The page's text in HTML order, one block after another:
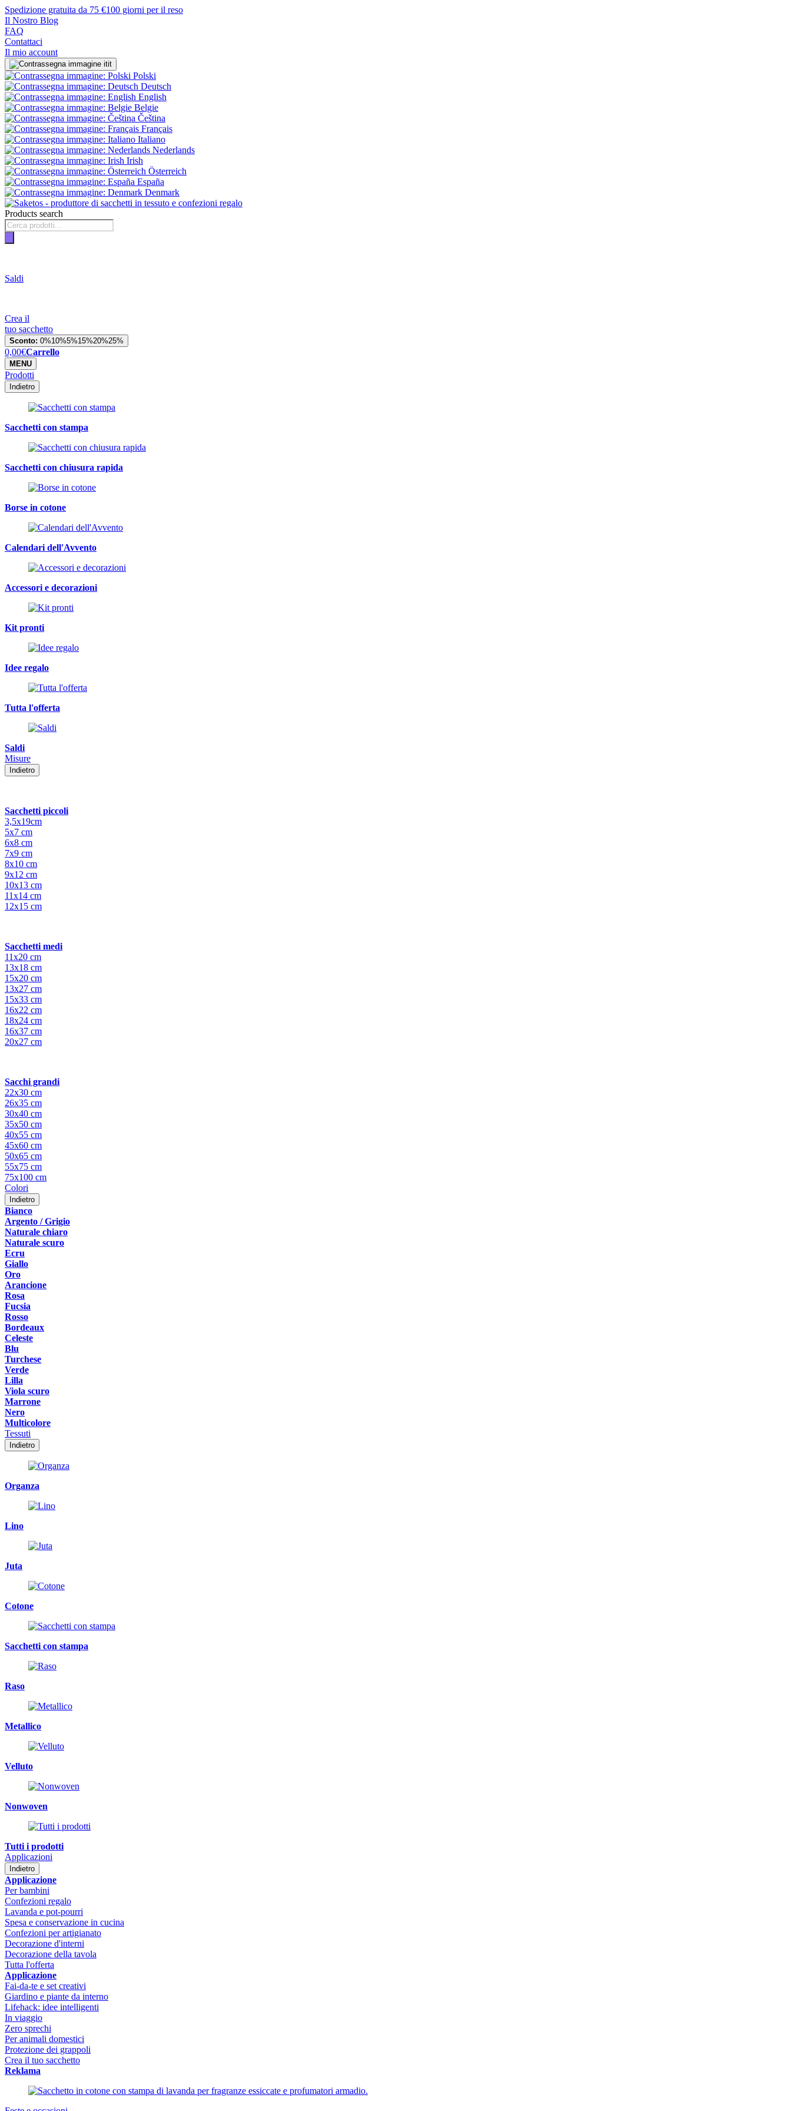
Spedizione gratuita da 75 €100 giorni per il reso
Il Nostro Blog
FAQ
Contattaci
Il mio account
it
Polski
Deutsch
English
Belgie
Čeština
Français
Italiano
Nederlands
Irish
Österreich
España
Denmark
Products search
Saldi
Crea il
tuo sacchetto
Sconto: 0%10%5%15%20%25%
0,00€Carrello
MENU
Prodotti
Indietro
Sacchetti con stampa
Sacchetti con chiusura rapida
Borse in cotone
Calendari dell'Avvento
Accessori e decorazioni
Kit pronti
Idee regalo
Tutta l'offerta
Saldi
Misure
Indietro
Sacchetti piccoli
3,5x19cm
5x7 cm
6x8 cm
7x9 cm
8x10 cm
9x12 cm
10x13 cm
11x14 cm
12x15 cm
Sacchetti medi
11x20 cm
13x18 cm
15x20 cm
13x27 cm
15x33 cm
16x22 cm
18x24 cm
16x37 cm
20x27 cm
Sacchi grandi
22x30 cm
26x35 cm
30x40 cm
35x50 cm
40x55 cm
45x60 cm
50x65 cm
55x75 cm
75x100 cm
Colori
Indietro
Bianco
Argento / Grigio
Naturale chiaro
Naturale scuro
Ecru
Giallo
Oro
Arancione
Rosa
Fucsia
Rosso
Bordeaux
Celeste
Blu
Turchese
Verde
Lilla
Viola scuro
Marrone
Nero
Multicolore
Tessuti
Indietro
Organza
Lino
Juta
Cotone
Sacchetti con stampa
Raso
Metallico
Velluto
Nonwoven
Tutti i prodotti
Applicazioni
Indietro
Applicazione
Per bambini
Confezioni regalo
Lavanda e pot-pourri
Spesa e conservazione in cucina
Confezioni per artigianato
Decorazione d'interni
Decorazione della tavola
Tutta l'offerta
Applicazione
Fai-da-te e set creativi
Giardino e piante da interno
Lifehack: idee intelligenti
In viaggio
Zero sprechi
Per animali domestici
Protezione dei grappoli
Crea il tuo sacchetto
Reklama